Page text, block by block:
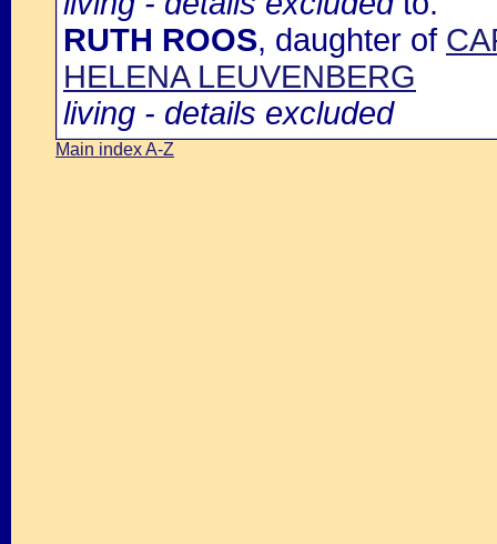
RUTH ROOS, daughter of
HELENA LEUVENBERG
living - details excluded
Main index A-Z